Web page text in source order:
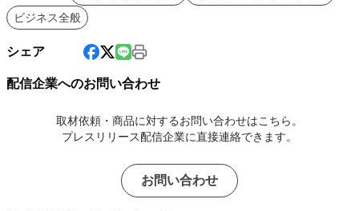
ビジネス全般
シェア
配信企業へのお問い合わせ
取材依頼・商品に対するお問い合わせはこちら。
プレスリリース配信企業に直接連絡できます。
お問い合わせ